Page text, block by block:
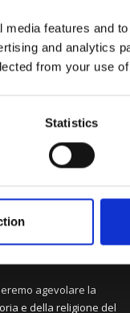
features and
and analytics
from your use
Statistics
agevolare la
e della religione del